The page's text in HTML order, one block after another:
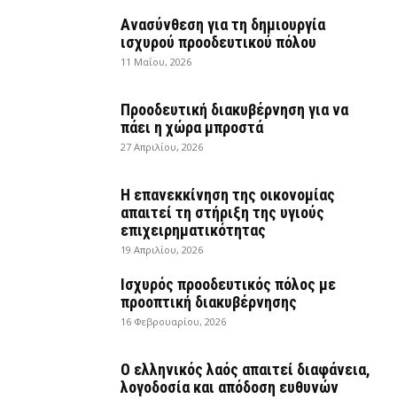
Ανασύνθεση για τη δημιουργία
ισχυρού προοδευτικού πόλου
11 Μαΐου, 2026
Προοδευτική διακυβέρνηση για να
πάει η χώρα μπροστά
27 Απριλίου, 2026
Η επανεκκίνηση της οικονομίας
απαιτεί τη στήριξη της υγιούς
επιχειρηματικότητας
19 Απριλίου, 2026
Ισχυρός προοδευτικός πόλος με
προοπτική διακυβέρνησης
16 Φεβρουαρίου, 2026
Ο ελληνικός λαός απαιτεί διαφάνεια,
λογοδοσία και απόδοση ευθυνών